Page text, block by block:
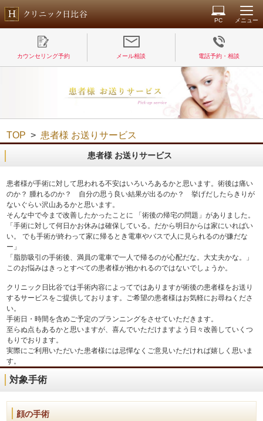
PC メニュー
カウンセリング予約 メール相談 電話予約・相談
TOP > 患者様 お送りサービス
患者様 お送りサービス
患者様が手術に対して思われる不安はいろいろあるかと思います。術後は痛い
のか？ 腫れるのか？ 自分の思う良い結果が出るのか？ 挙げだしたらきりが
ないぐらい沢山あるかと思います。
そんな中で今まで改善したかったことに 「術後の帰宅の問題」がありました。
「手術に対して何日かお休みは確保している。だから明日からは家にいればい
い。 でも手術が終わって家に帰るとき電車やバスで人に見られるのが嫌だな
ー」
「脂肪吸引の手術後、満員の電車で一人で帰るのが心配だな。大丈夫かな。」
このお悩みはきっとすべての患者様が抱かれるのではないでしょうか。
クリニック日比谷では手術内容によってではありますが術後の患者様をお送り
するサービスをご提供しております。ご希望の患者様はお気軽にお尋ねくださ
い。
手術日・時間を含めご予定のプランニングをさせていただきます。
至らぬ点もあるかと思いますが、喜んでいただけますよう日々改善していくつ
もりでおります。
実際にご利用いただいた患者様には忌憚なくご意見いただければ嬉しく思いま
す。
対象手術
顔の手術